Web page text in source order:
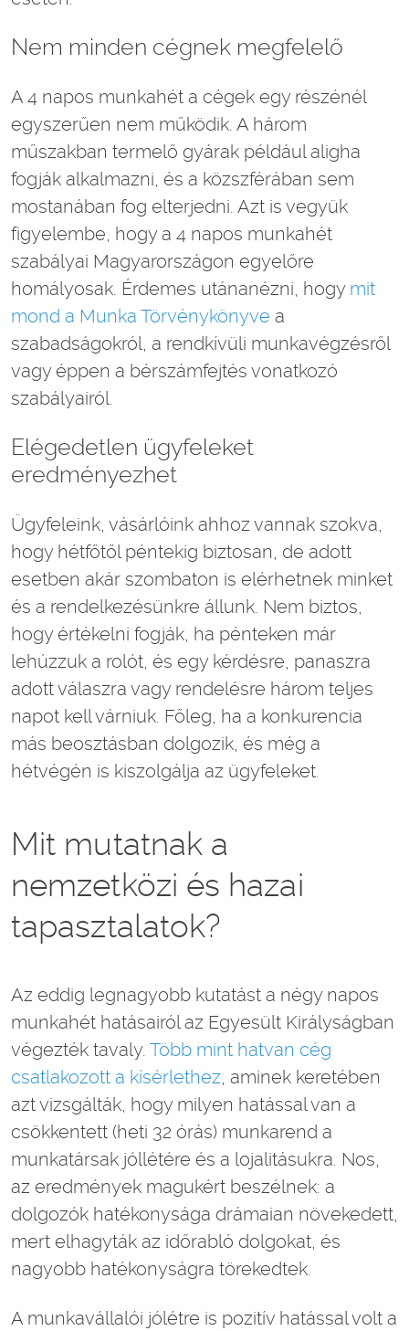
Nem minden cégnek megfelelő
A 4 napos munkahét a cégek egy részénél
egyszerűen nem működik. A három
műszakban termelő gyárak például aligha
fogják alkalmazni, és a közszférában sem
mostanában fog elterjedni. Azt is vegyük
figyelembe, hogy a 4 napos munkahét
szabályai Magyarországon egyelőre
homályosak. Érdemes utánanézni, hogy mit
mond a Munka Törvénykönyve a
szabadságokról, a rendkívüli munkavégzésről
vagy éppen a bérszámfejtés vonatkozó
szabályairól.
Elégedetlen ügyfeleket
eredményezhet
Ügyfeleink, vásárlóink ahhoz vannak szokva,
hogy hétfőtől péntekig biztosan, de adott
esetben akár szombaton is elérhetnek minket
és a rendelkezésünkre állunk. Nem biztos,
hogy értékelni fogják, ha pénteken már
lehúzzuk a rolót, és egy kérdésre, panaszra
adott válaszra vagy rendelésre három teljes
napot kell várniuk. Főleg, ha a konkurencia
más beosztásban dolgozik, és még a
hétvégén is kiszolgálja az ügyfeleket.
Mit mutatnak a
nemzetközi és hazai
tapasztalatok?
Az eddig legnagyobb kutatást a négy napos
munkahét hatásairól az Egyesült Királyságban
végezték tavaly. Több mint hatvan cég
csatlakozott a kísérlethez, aminek keretében
azt vizsgálták, hogy milyen hatással van a
csökkentett (heti 32 órás) munkarend a
munkatársak jóllétére és a lojalitásukra. Nos,
az eredmények magukért beszélnek: a
dolgozók hatékonysága drámaian növekedett,
mert elhagyták az időrabló dolgokat, és
nagyobb hatékonyságra törekedtek.
A munkavállalói jólétre is pozitív hatással volt a